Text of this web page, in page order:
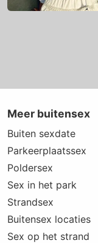
Meer buitensex
Buiten sexdate
Parkeerplaatssex
Poldersex
Sex in het park
Strandsex
Buitensex locaties
Sex op het strand